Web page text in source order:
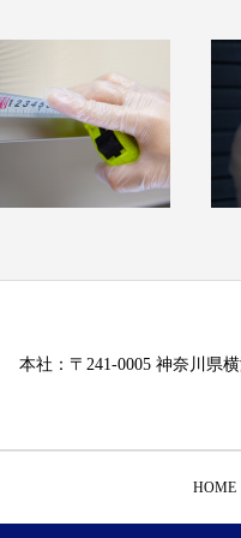
本社：〒241-0005 神奈川県
HOME